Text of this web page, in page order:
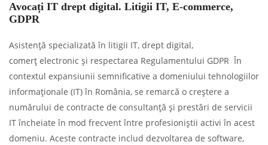
Avocați IT drept digital. Litigii IT, E-commerce,
GDPR
Asistență specializată în litigii IT, drept digital,
comerț electronic și respectarea Regulamentului GDPR În
contextul expansiunii semnificative a domeniului tehnologiilor
informaționale (IT) în România, se remarcă o creștere a
numărului de contracte de consultanță și prestări de servicii
IT încheiate în mod frecvent între profesioniștii activi în acest
domeniu. Aceste contracte includ dezvoltarea de software,